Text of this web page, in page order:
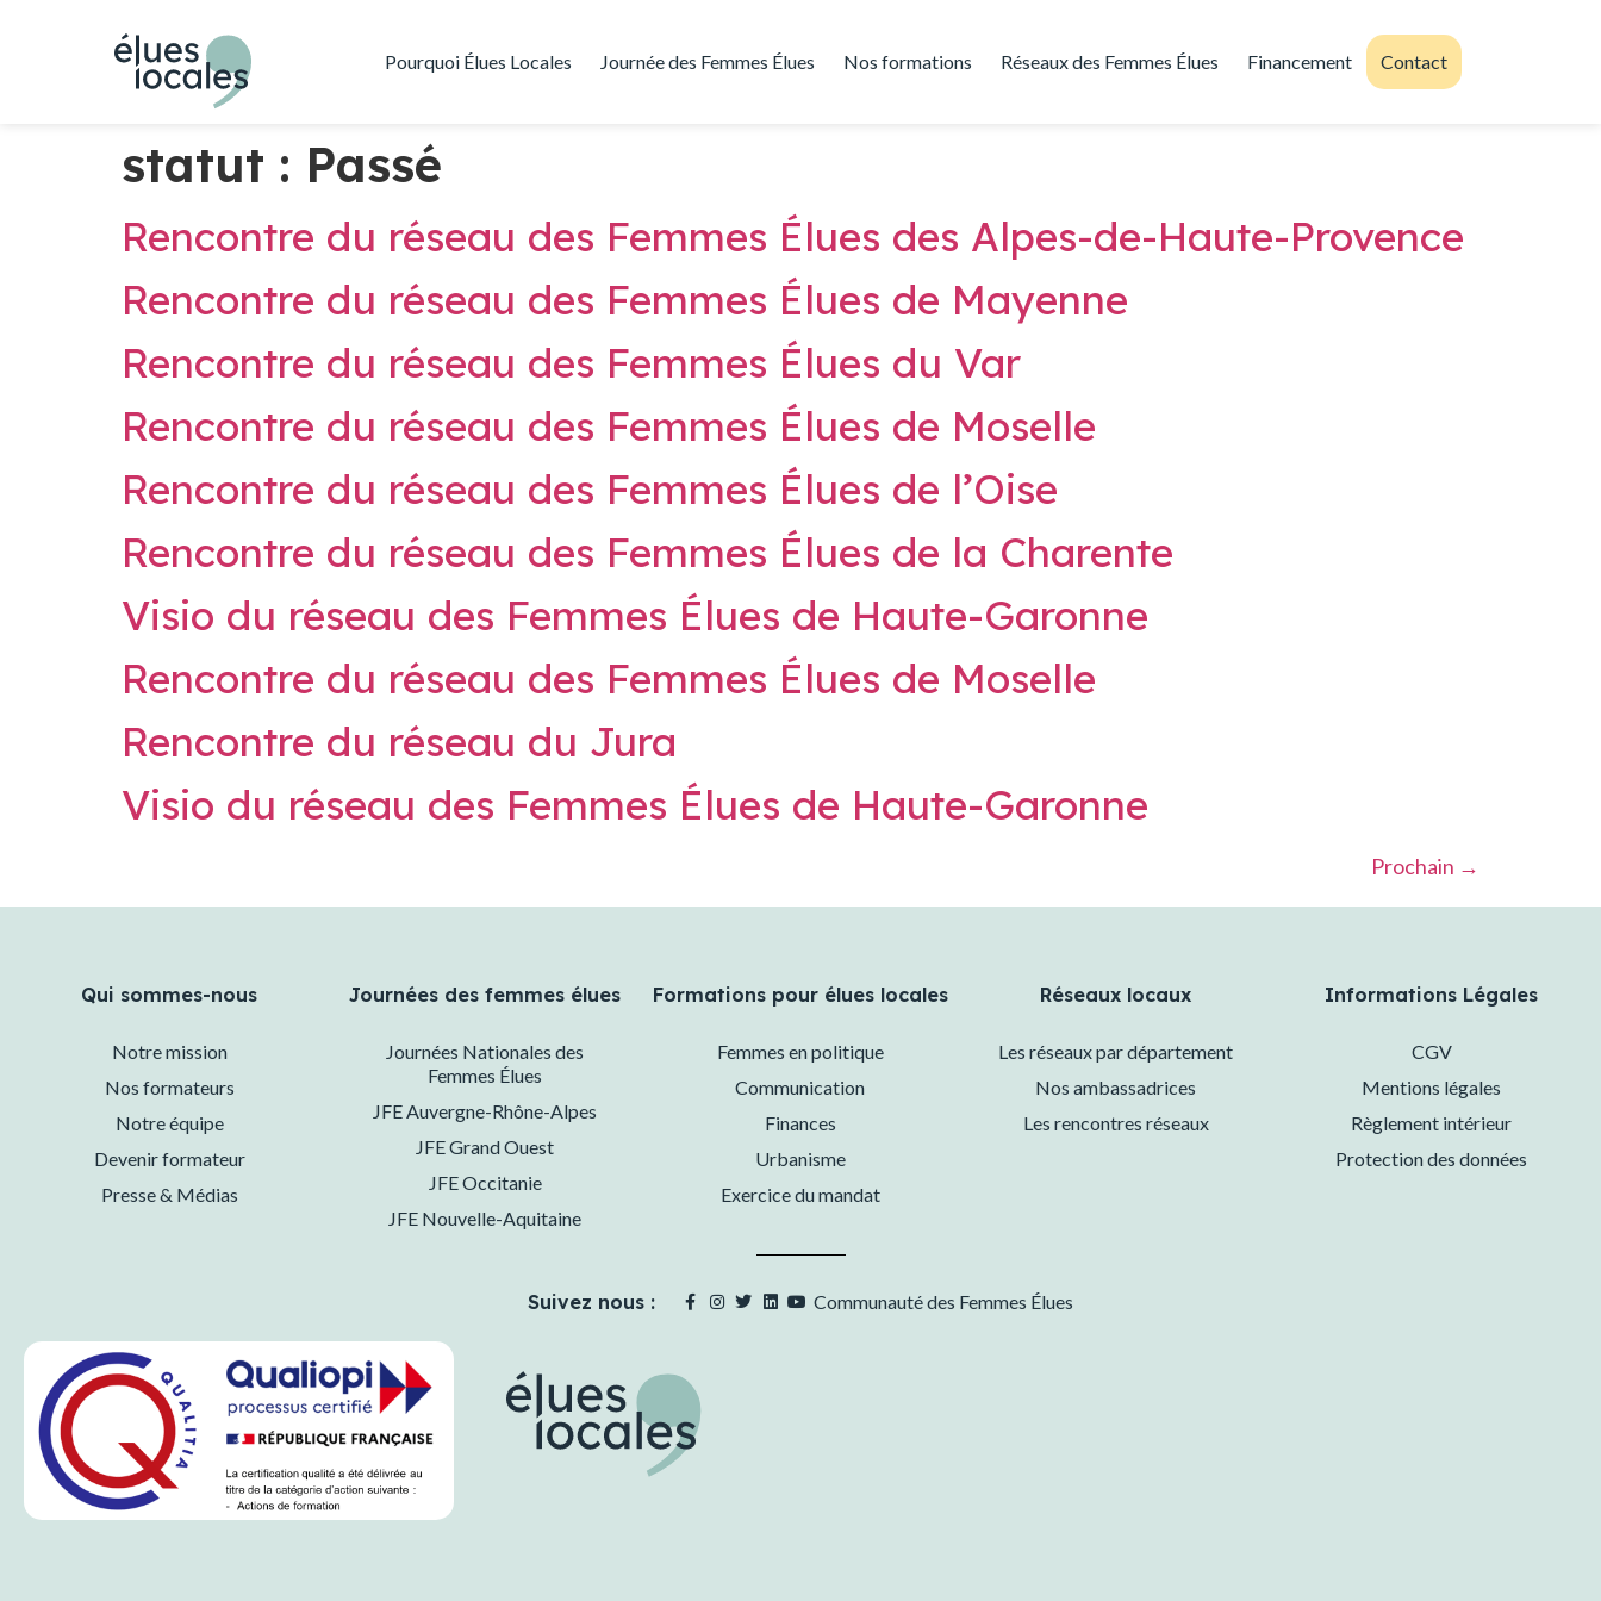
Pourquoi Élues Locales Journée des Femmes Élues Nos formations Réseaux des Femmes Élues Financement Contact
statut : Passé
Rencontre du réseau des Femmes Élues des Alpes-de-Haute-Provence
Rencontre du réseau des Femmes Élues de Mayenne
Rencontre du réseau des Femmes Élues du Var
Rencontre du réseau des Femmes Élues de Moselle
Rencontre du réseau des Femmes Élues de l’Oise
Rencontre du réseau des Femmes Élues de la Charente
Visio du réseau des Femmes Élues de Haute-Garonne
Rencontre du réseau des Femmes Élues de Moselle
Rencontre du réseau du Jura
Visio du réseau des Femmes Élues de Haute-Garonne
Prochain →
Qui sommes-nous
Notre mission
Nos formateurs
Notre équipe
Devenir formateur
Presse & Médias
Journées des femmes élues
Journées Nationales des
Femmes Élues
JFE Auvergne-Rhône-Alpes
JFE Grand Ouest
JFE Occitanie
JFE Nouvelle-Aquitaine
Formations pour élues locales
Femmes en politique
Communication
Finances
Urbanisme
Exercice du mandat
Réseaux locaux
Les réseaux par département
Nos ambassadrices
Les rencontres réseaux
Informations Légales
CGV
Mentions légales
Règlement intérieur
Protection des données
Suivez nous : Communauté des Femmes Élues